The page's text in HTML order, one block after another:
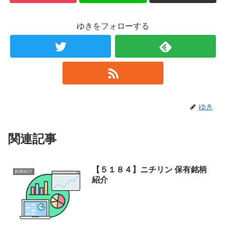
ゆきをフォローする
ゆき
関連記事
銘柄紹介
【５１８４】ニチリン 保有銘柄
紹介